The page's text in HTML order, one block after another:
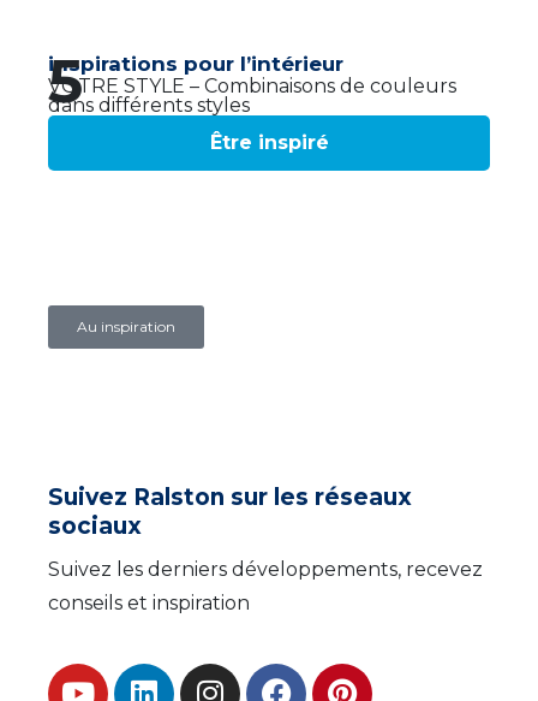
5
inspirations pour l’intérieur
VOTRE STYLE – Combinaisons de couleurs
dans différents styles
Être inspiré
Au inspiration
Suivez Ralston sur les réseaux
sociaux
Suivez les derniers développements, recevez
conseils et inspiration